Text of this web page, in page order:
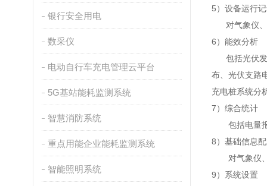
银行安全用电
数采仪
电动自行车充电管理云平台
5G基站能耗监测系统
智慧消防系统
重点用能企业能耗监测系统
智能照明系统
5）设备运行
对气象仪、
6）能效分析
包括光伏发
布、光伏支路
充电桩系统分
7）综合统计
包括电量报
8）基础信息
对气象仪、
9）系统设置